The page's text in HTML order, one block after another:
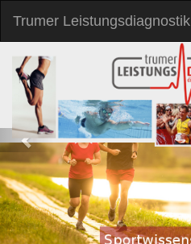
Trumer Leistungsdiagnostik